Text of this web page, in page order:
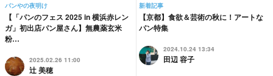
パンやの夜明け
【「パンのフェス 2025 in 横浜赤レン
ガ」初出店パン屋さん】無農薬玄米
粉…
2025.02.26 11:00
辻 美穂
新着記事
【京都】食欲＆芸術の秋に！アートな
パン特集
2024.10.24 13:34
田辺 容子